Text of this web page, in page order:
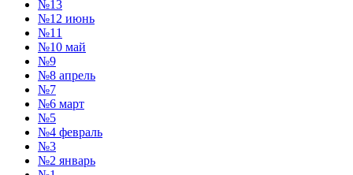
№13
№12 июнь
№11
№10 май
№9
№8 апрель
№7
№6 март
№5
№4 февраль
№3
№2 январь